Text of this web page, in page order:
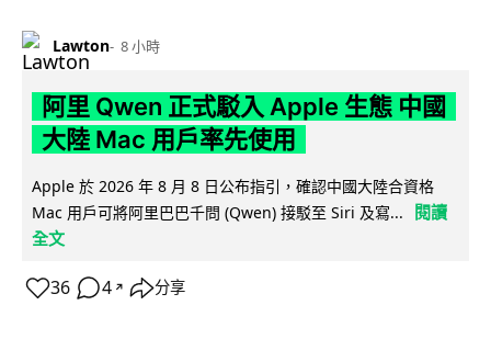
Lawton 8 小時
阿里 Qwen 正式駁入 Apple 生態 中國
大陸 Mac 用戶率先使用
Apple 於 2026 年 8 月 8 日公布指引，確認中國大陸合資格
Mac 用戶可將阿里巴巴千問 (Qwen) 接駁至 Siri 及寫...
閱讀
全文
36 4 ↗ 分享